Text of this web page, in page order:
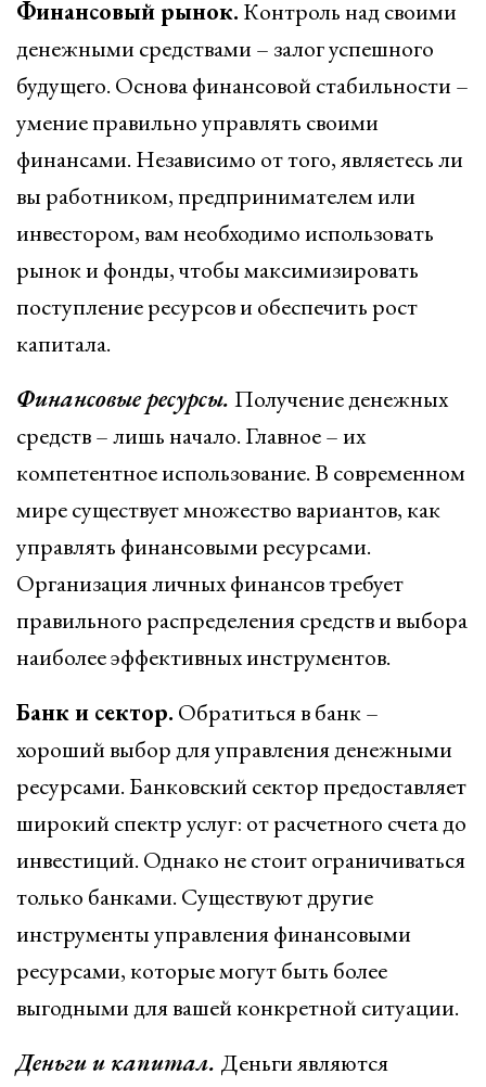
Финансовый рынок. Контроль над своими
денежными средствами – залог успешного
будущего. Основа финансовой стабильности –
умение правильно управлять своими
финансами. Независимо от того, являетесь ли
вы работником, предпринимателем или
инвестором, вам необходимо использовать
рынок и фонды, чтобы максимизировать
поступление ресурсов и обеспечить рост
капитала.
Финансовые ресурсы. Получение денежных
средств – лишь начало. Главное – их
компетентное использование. В современном
мире существует множество вариантов, как
управлять финансовыми ресурсами.
Организация личных финансов требует
правильного распределения средств и выбора
наиболее эффективных инструментов.
Банк и сектор. Обратиться в банк –
хороший выбор для управления денежными
ресурсами. Банковский сектор предоставляет
широкий спектр услуг: от расчетного счета до
инвестиций. Однако не стоит ограничиваться
только банками. Существуют другие
инструменты управления финансовыми
ресурсами, которые могут быть более
выгодными для вашей конкретной ситуации.
Деньги и капитал. Деньги являются